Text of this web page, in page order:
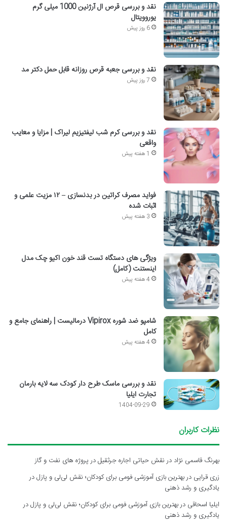
نقد و بررسی قرص ال آرژنین 1000 میلی گرم
یوروویتال
6 روز پیش
نقد و بررسی جعبه قرص روزانه قابل حمل دکتر مد
7 روز پیش
نقد و بررسی کرم شب لیفتیزیم لیراک | مزایا و معایب
واقعی
1 هفته پیش
فواید مصرف کراتین در بدنسازی – ۱۲ مزیت علمی و
اثبات شده
3 هفته پیش
ویژگی های دستگاه تست قند خون اکیو چک مدل
اینستنت (کامل)
4 هفته پیش
شامپو ضد شوره Vipirox درمالیست | راهنمای جامع و
کامل
4 هفته پیش
نقد و بررسی ماسک طرح دار کودک سه لایه بارمان
تجارت ایلیا
1404-09-29
نظرات کاربران
بهرنگ قاسمی نژاد درنقش حیاتی اجاره جرثقیل در پروژه های نفت و گاز
زری قرایی دربهترین بازی آموزشی فومی برای کودکان؛ نقش لی‌لی و پازل در
یادگیری و رشد ذهنی
ایلیا اسحاقی دربهترین بازی آموزشی فومی برای کودکان؛ نقش لی‌لی و پازل در
یادگیری و رشد ذهنی